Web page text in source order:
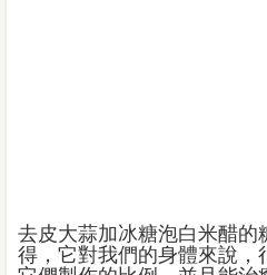
去皮大蒜加冰糖泡白米醋的
得，它對我們的身體來說，